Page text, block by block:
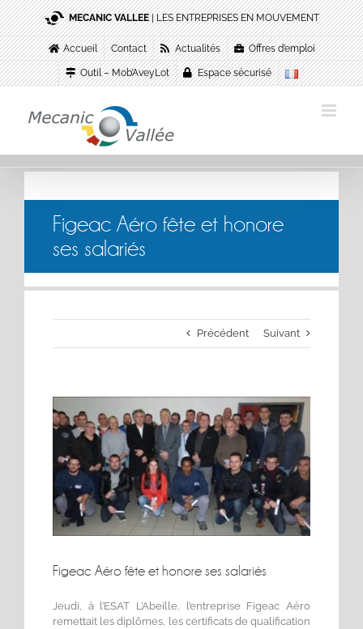
Passer
au
contenu
MECANIC VALLEE| LES ENTREPRISES EN MOUVEMENT
Accueil Contact Actualités Offres d’emploi
Outil – Mob’AveyLot Espace sécurisé
Figeac Aéro fête et honore
ses salariés
Précédent Suivant
l'image
agrandie
Figeac Aéro fête et honore ses salariés
Jeudi, à l’ESAT L’Abeille, l’entreprise Figeac Aéro
remettait les diplômes, les certificats de qualification